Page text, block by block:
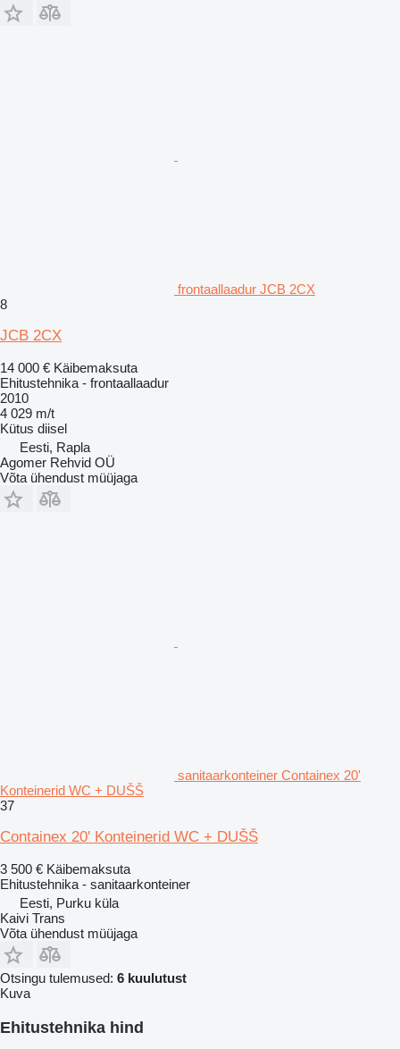
frontaallaadur JCB 2CX
8
JCB 2CX
14 000 € Käibemaksuta
Ehitustehnika - frontaallaadur
2010
4 029 m/t
Kütus diisel
Eesti, Rapla
Agomer Rehvid OÜ
Võta ühendust müüjaga
sanitaarkonteiner Containex 20'
Konteinerid WC + DUŠŠ
37
Containex 20' Konteinerid WC + DUŠŠ
3 500 € Käibemaksuta
Ehitustehnika - sanitaarkonteiner
Eesti, Purku küla
Kaivi Trans
Võta ühendust müüjaga
Otsingu tulemused: 6 kuulutust
Kuva
Ehitustehnika hind